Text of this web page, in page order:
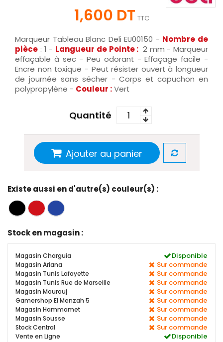
1,600 DT TTC
Marqueur Tableau Blanc Deli EU00150 - Nombre de
pièce : 1 - Langueur de Pointe : 2 mm - Marqueur
effaçable à sec - Peu odorant - Effaçage facile -
Encre non toxique - Peut résister ouvert à longueur
de journée sans sécher - Corps et capuchon en
polypropylène - Couleur :Vert
Quantité
Ajouter au panier
Existe aussi en d'autre(s) couleur(s) :
Stock en magasin :
Magasin Charguia Disponible
Magasin Ariana Sur commande
Magasin Tunis Lafayette Sur commande
Magasin Tunis Rue de Marseille Sur commande
Magasin Mourouj Sur commande
Gamershop El Menzah 5 Sur commande
Magasin Hammamet Sur commande
Magasin Sousse Sur commande
Stock Central Sur commande
Vente en Ligne Disponible